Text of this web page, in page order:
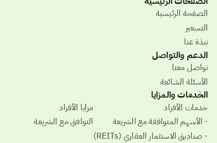
الصفحة الرئيسية
التسعير
نبذة عنا
الدعم والتواصل
تواصل معنا
الأسئلة الشائعة
الخدمات والمزايا
خدمات الأفراد
- الأسهم المتوافقة مع الشريعة
- صناديق الاستثمار العقاري (REITs)
مزايا الأفراد
التوافق مع الشريعة